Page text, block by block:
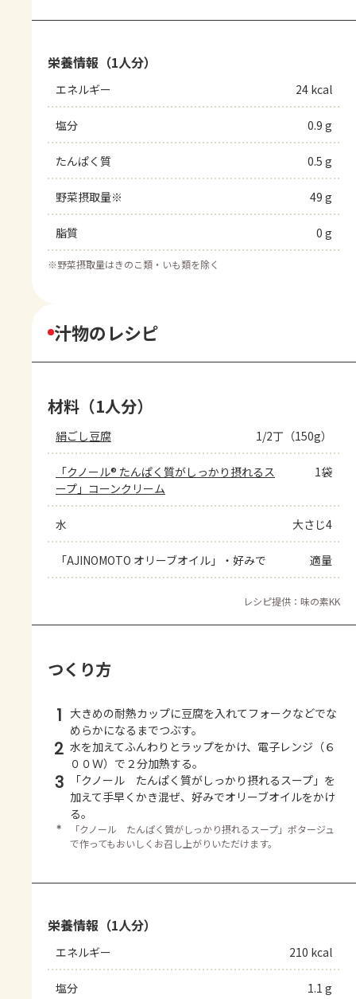
栄養情報（1人分）
エネルギー 24 kcal
塩分 0.9 g
たんぱく質 0.5 g
野菜摂取量※ 49 g
脂質 0 g
※野菜摂取量はきのこ類・いも類を除く
汁物のレシピ
材料（1人分）
絹ごし豆腐 1/2丁（150g）
「クノール® たんぱく質がしっかり摂れるス
ープ」コーンクリーム
1袋
水 大さじ4
「AJINOMOTO オリーブオイル」・好みで 適量
レシピ提供：味の素KK
つくり方
1 大きめの耐熱カップに豆腐を入れてフォークなどでな
めらかになるまでつぶす。
2 水を加えてふんわりとラップをかけ、電子レンジ（６
００Ｗ）で２分加熱する。
3
「クノール たんぱく質がしっかり摂れるスープ」を
加えて手早くかき混ぜ、好みでオリーブオイルをかけ
る。
＊
「クノール たんぱく質がしっかり摂れるスープ」ポタージュ
で作ってもおいしくお召し上がりいただけます。
栄養情報（1人分）
エネルギー 210 kcal
塩分 1.1 g